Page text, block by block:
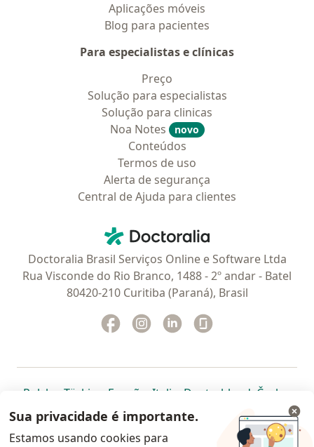
Aplicações móveis
Blog para pacientes
Para especialistas e clínicas
Preço
Solução para especialistas
Solução para clinicas
Noa Notes
novo
Conteúdos
Termos de uso
Alerta de segurança
Central de Ajuda para clientes
Doctoralia - Homepage
Doctoralia Brasil Serviços Online e Software Ltda
Rua Visconde do Rio Branco, 1488 - 2º andar - Batel
80420-210 Curitiba (Paraná), Brasil
Facebook
abre num novo separador
Instagram
abre num novo separador
Linkedin
abre num novo
Polska abre num novo separador
Türkiye abre num novo separador
España abre num novo separador
Italia abre num novo
Deutschlandabre num
Česko
Portugal abre num novo separador
, México abre num novo separador
, abre num novo separador
Brasil abre num novoabre num
abre
Colombia abre num novo
Sua privacidade é importante.
Estamos usando cookies para